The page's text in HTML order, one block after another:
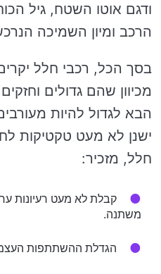
ודגם אוטו השטח, גיל
הרכב ומיון השמיכה
בסך הכל, רכבי חלל
מכיוון שהם גדולים
הבא לגדול להיות
ישנן לא מעט טקטיקות
חלל, מזכיר:
קבלת לא מעט רעיונות
משתנה.
הגדלת ההשתתפות